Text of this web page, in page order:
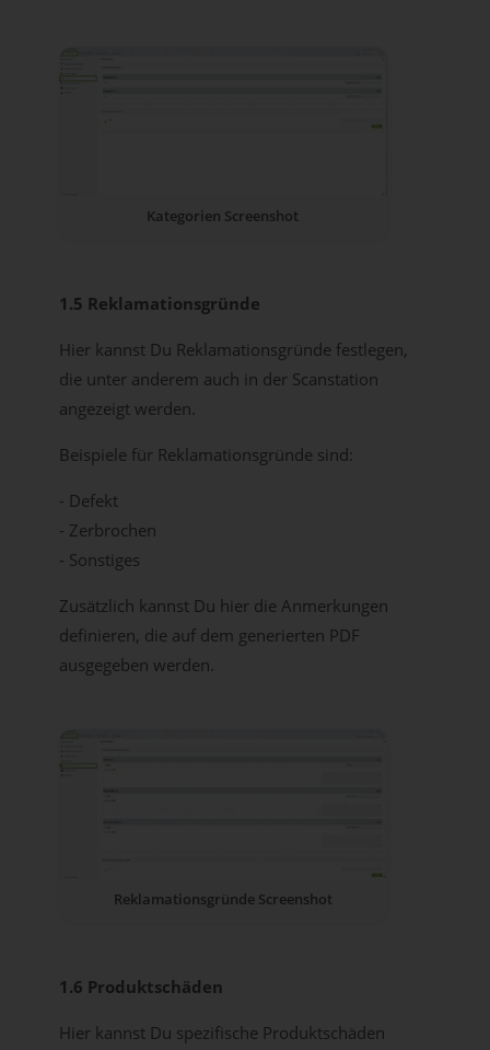
Kategorien Screenshot
1.5 Reklamationsgründe
Hier kannst Du Reklamationsgründe festlegen,
die unter anderem auch in der Scanstation
angezeigt werden.
Beispiele für Reklamationsgründe sind:
- Defekt
- Zerbrochen
- Sonstiges
Zusätzlich kannst Du hier die Anmerkungen
definieren, die auf dem generierten PDF
ausgegeben werden.
Reklamationsgründe Screenshot
1.6 Produktschäden
Hier kannst Du spezifische Produktschäden